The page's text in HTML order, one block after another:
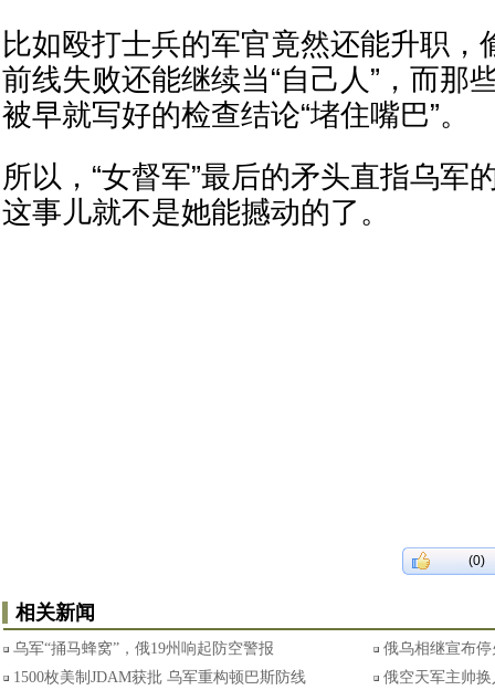
比如殴打士兵的军官竟然还能升职，
前线失败还能继续当“自己人”，而那
被早就写好的检查结论“堵住嘴巴”。
所以，“女督军”最后的矛头直指乌军
这事儿就不是她能撼动的了。
(0)
相关新闻
乌军“捅马蜂窝”，俄19州响起防空警报
俄乌相继宣布
1500枚美制JDAM获批 乌军重构顿巴斯防线
俄空天军主帅